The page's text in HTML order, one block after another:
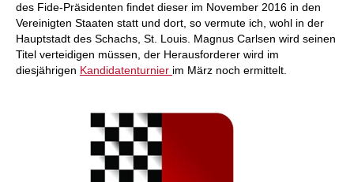
des Fide-Präsidenten findet dieser im November 2016 in den
Vereinigten Staaten statt und dort, so vermute ich, wohl in der
Hauptstadt des Schachs, St. Louis. Magnus Carlsen wird seinen
Titel verteidigen müssen, der Herausforderer wird im
diesjährigen Kandidatenturnier im März noch ermittelt.